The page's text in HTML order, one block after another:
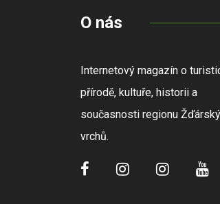
O nás
Internetový magazín o
přírodě, kultuře, historii a
současnosti regionu
vrchů.